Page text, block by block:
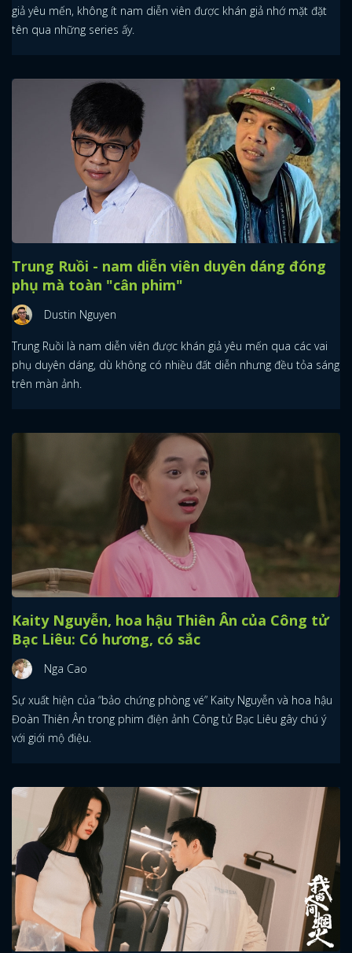
giả yêu mến, không ít nam diễn viên được khán giả nhớ mặt đặt
tên qua những series ấy.
Trung Ruồi - nam diễn viên duyên dáng đóng
phụ mà toàn "cân phim"
Dustin Nguyen
Trung Ruồi là nam diễn viên được khán giả yêu mến qua các vai
phụ duyên dáng, dù không có nhiều đất diễn nhưng đều tỏa sáng
trên màn ảnh.
Kaity Nguyễn, hoa hậu Thiên Ân của Công tử
Bạc Liêu: Có hương, có sắc
Nga Cao
Sự xuất hiện của “bảo chứng phòng vé” Kaity Nguyễn và hoa hậu
Đoàn Thiên Ân trong phim điện ảnh Công tử Bạc Liêu gây chú ý
với giới mộ điệu.